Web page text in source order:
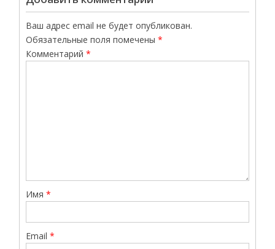
Ваш адрес email не будет опубликован.
Обязательные поля помечены*
Комментарий*
Имя*
Email*